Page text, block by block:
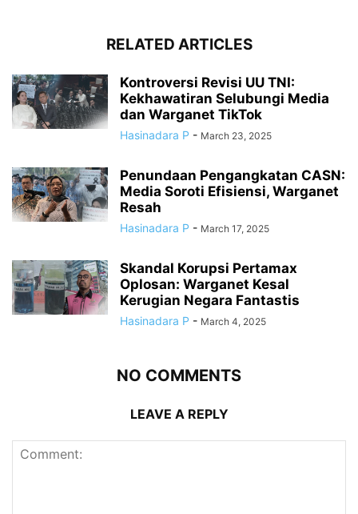
RELATED ARTICLES
Kontroversi Revisi UU TNI:
Kekhawatiran Selubungi Media
dan Warganet TikTok
Hasinadara P - March 23, 2025
Penundaan Pengangkatan CASN:
Media Soroti Efisiensi, Warganet
Resah
Hasinadara P - March 17, 2025
Skandal Korupsi Pertamax
Oplosan: Warganet Kesal
Kerugian Negara Fantastis
Hasinadara P - March 4, 2025
NO COMMENTS
LEAVE A REPLY